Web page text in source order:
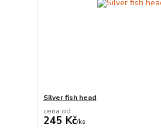
Silver fish head
cena od
245 Kč/ks